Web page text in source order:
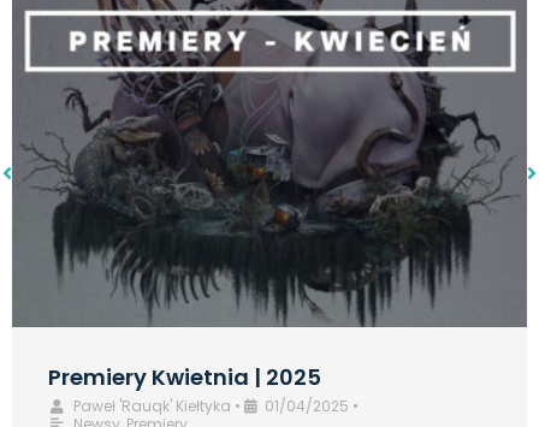
Premiery Kwietnia | 2025
Paweł 'Rauqk' Kiełtyka • 01/04/2025 •